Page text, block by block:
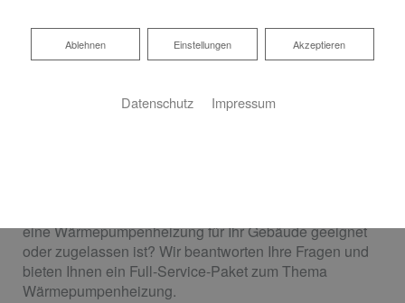
eine Wärmepumpenheizung für Ihr Gebäude geeignet
oder zugelassen ist? Wir beantworten Ihre Fragen und
bieten Ihnen ein Full-Service-Paket zum Thema
Wärmepumpenheizung.
Akzeptieren
Einstellungen
Ablehnen
Ablehnen
Datenschutz Impressum